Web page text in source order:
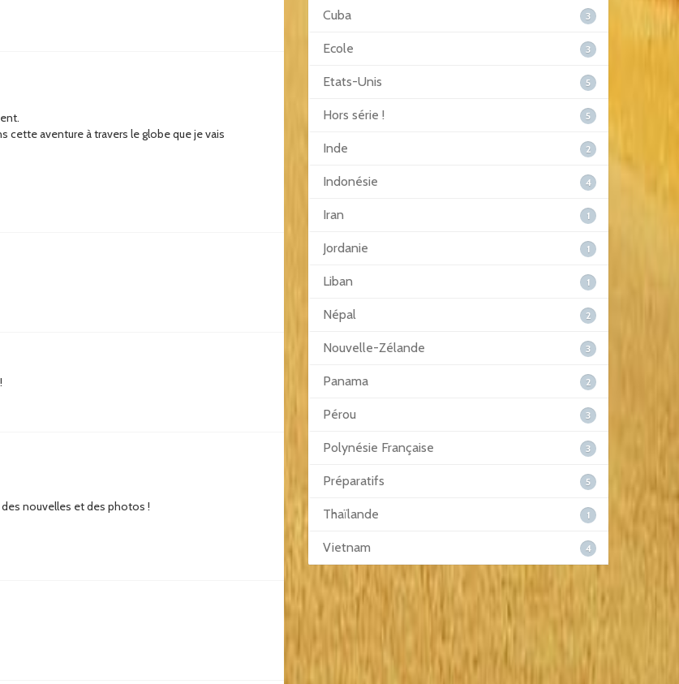
cette aventure à travers le globe que je vais
des nouvelles et des photos !
Cuba 3
Ecole 3
Etats-Unis 5
Hors série ! 5
Inde 2
Indonésie 4
Iran 1
Jordanie 1
Liban 1
Népal 2
Nouvelle-Zélande 3
Panama 2
Pérou 3
Polynésie Française 3
Préparatifs 5
Thaïlande 1
Vietnam 4